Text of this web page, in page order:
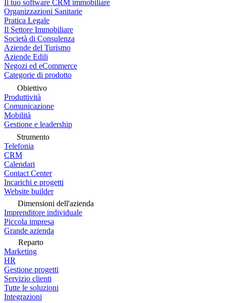
Il tuo software CRM immobiliare
Organizzazioni Sanitarie
Pratica Legale
Il Settore Immobiliare
Società di Consulenza
Aziende del Turismo
Aziende Edili
Negozi ed eCommerce
Categorie di prodotto
Obiettivo
Produttività
Comunicazione
Mobilità
Gestione e leadership
Strumento
Telefonia
CRM
Calendari
Contact Center
Incarichi e progetti
Website builder
Dimensioni dell'azienda
Imprenditore individuale
Piccola impresa
Grande azienda
Reparto
Marketing
HR
Gestione progetti
Servizio clienti
Tutte le soluzioni
Integrazioni